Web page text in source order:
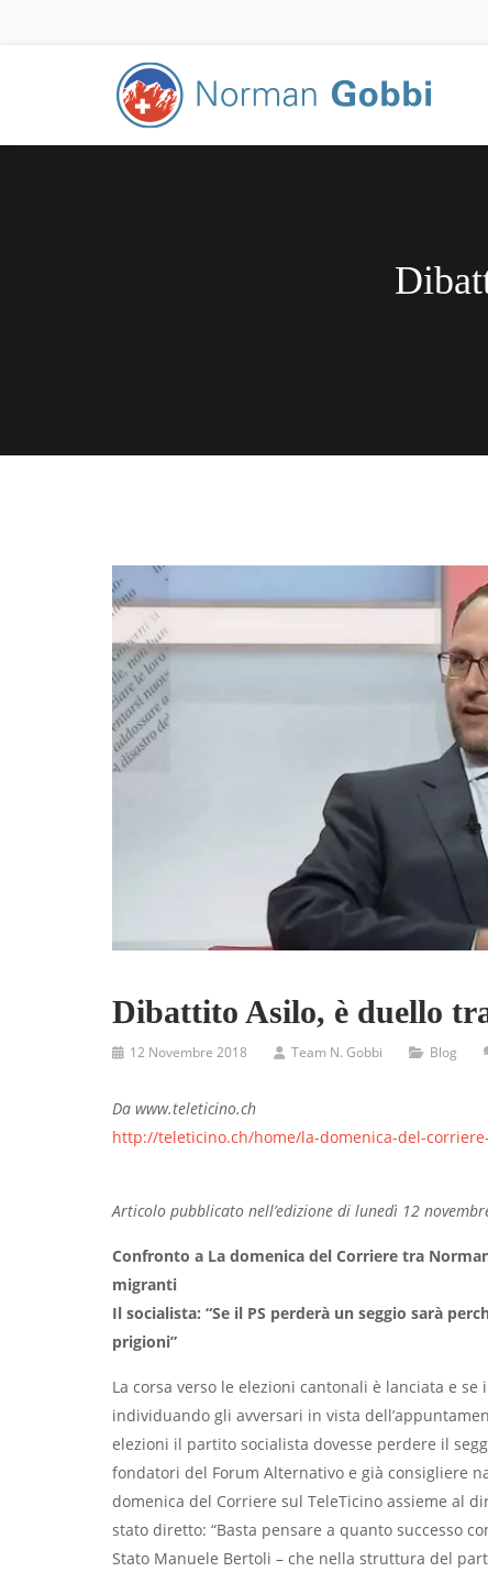
Dibattito Asilo, è duello
12 Novembre 2018 Team N. Gobbi Blog
Da www.teleticino.ch
http://teleticino.ch/home/la-domenica-del-
Articolo pubblicato nell’edizione di lunedì 12
Confronto a La domenica del Corriere tra
migranti
Il socialista: “Se il PS perderà un seggio sarà
prigioni”
La corsa verso le elezioni cantonali è lanciata e
individuando gli avversari in vista
elezioni il partito socialista dovesse perdere il
fondatori del Forum Alternativo e già consigliere
domenica del Corriere sul TeleTicino assieme al
stato diretto: “Basta pensare a quanto successo
Stato Manuele Bertoli – che nella struttura del